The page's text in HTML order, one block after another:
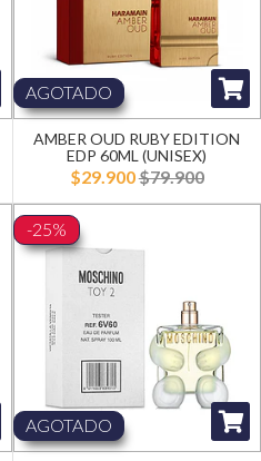
AGOTADO
AMBER OUD RUBY EDITION
EDP 60ML (UNISEX)
$29.900$79.900
-25%
AGOTADO